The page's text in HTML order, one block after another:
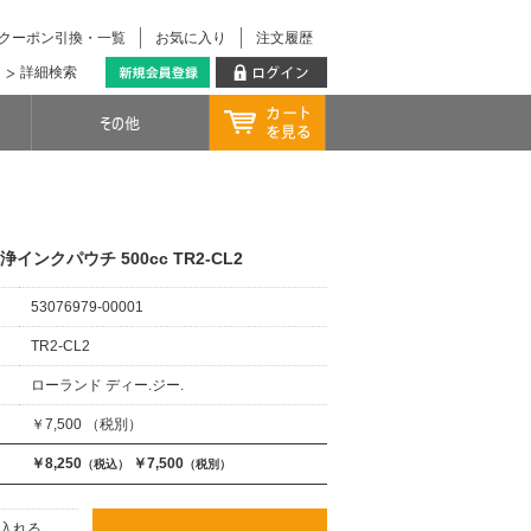
注文履歴
お気に入り
ーポン引換・一覧
詳細検索
インクパウチ 500cc TR2-CL2
53076979-00001
TR2-CL2
ローランド ディー.ジー.
￥7,500 （税別）
￥8,250 （税込） ￥7,500 （税別）